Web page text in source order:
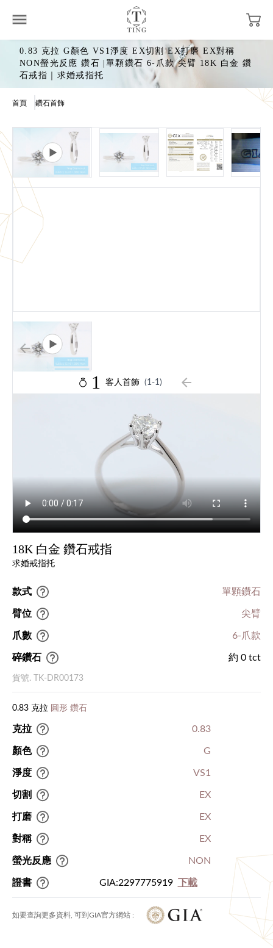
0.83 克拉 G顏色 VS1淨度 EX切割 EX打磨 EX對稱
NON螢光反應 鑽石 |單顆鑽石 6-爪款 尖臂 18K 白金 鑽
石戒指｜求婚戒指托
首頁 鑽石首飾
1 客人首飾 (1-1)
18K 白金 鑽石戒指
求婚戒指托
款式 單顆鑽石
臂位 尖臂
爪數 6-爪款
碎鑽石 約 0 tct
貨號. TK-DR00173
0.83 克拉 圓形 鑽石
克拉 0.83
顏色 G
淨度 VS1
切割 EX
打磨 EX
對稱 EX
螢光反應 NON
證書 GIA:2297775919 下載
如要查詢更多資料, 可到GIA官方網站 :